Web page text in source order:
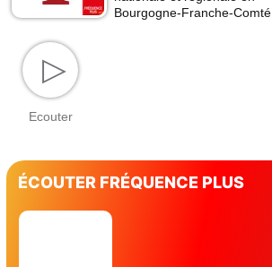
Bourgogne-Franche-Comté.
▷
Ecouter
ÉCOUTER FRÉQUENCE PLUS